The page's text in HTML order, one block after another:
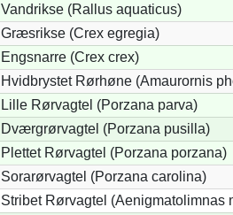
Vandrikse (Rallus aquaticus)
Græsrikse (Crex egregia)
Engsnarre (Crex crex)
Hvidbrystet Rørhøne (Amaurornis
Lille Rørvagtel (Porzana parva)
Dværgrørvagtel (Porzana pusilla)
Plettet Rørvagtel (Porzana porzana)
Sorarørvagtel (Porzana carolina)
Stribet Rørvagtel (Aenigmatolimnas